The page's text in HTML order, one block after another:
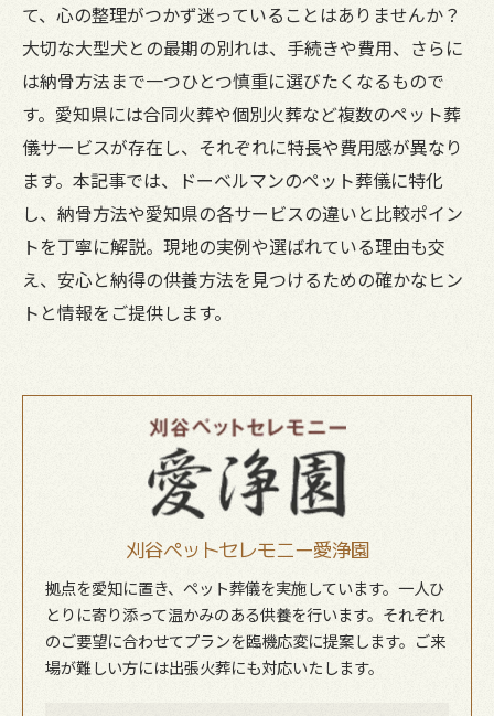
て、心の整理がつかず迷っていることはありませんか？
大切な大型犬との最期の別れは、手続きや費用、さらに
は納骨方法まで一つひとつ慎重に選びたくなるもので
す。愛知県には合同火葬や個別火葬など複数のペット葬
儀サービスが存在し、それぞれに特長や費用感が異なり
ます。本記事では、ドーベルマンのペット葬儀に特化
し、納骨方法や愛知県の各サービスの違いと比較ポイン
トを丁寧に解説。現地の実例や選ばれている理由も交
え、安心と納得の供養方法を見つけるための確かなヒン
トと情報をご提供します。
刈谷ペットセレモニー愛浄園
拠点を愛知に置き、ペット葬儀を実施しています。一人ひ
とりに寄り添って温かみのある供養を行います。それぞれ
のご要望に合わせてプランを臨機応変に提案します。ご来
場が難しい方には出張火葬にも対応いたします。